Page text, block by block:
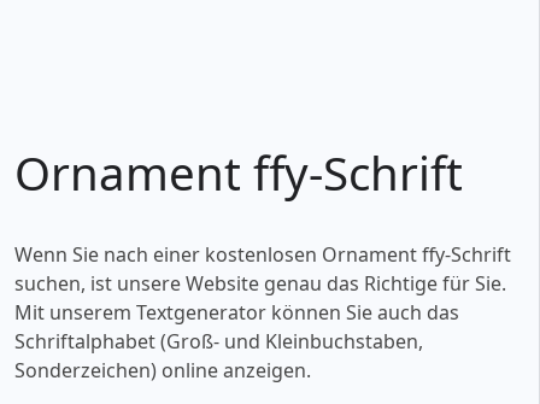
Ornament ffy-Schrift
Wenn Sie nach einer kostenlosen Ornament ffy-Schrift
suchen, ist unsere Website genau das Richtige für Sie.
Mit unserem Textgenerator können Sie auch das
Schriftalphabet (Groß- und Kleinbuchstaben,
Sonderzeichen) online anzeigen.